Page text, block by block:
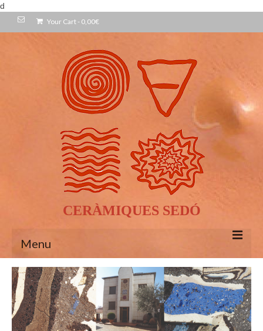
d
Your Cart - 0,00€
CERÀMIQUES SEDÓ
Menu
INICI
QUI SOM
GALERIA D’IMATGES